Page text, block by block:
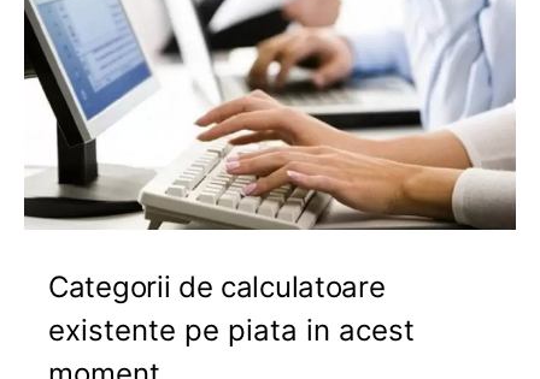
Categorii de calculatoare
existente pe piata in acest